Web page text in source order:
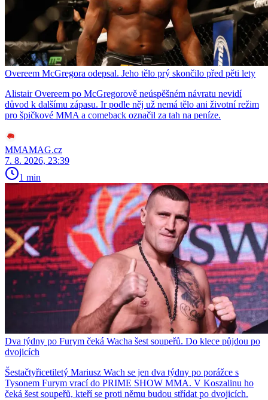
Overeem McGregora odepsal. Jeho tělo prý skončilo před pěti lety
Alistair Overeem po McGregorově neúspěšném návratu nevidí
důvod k dalšímu zápasu. Ir podle něj už nemá tělo ani životní režim
pro špičkové MMA a comeback označil za tah na peníze.
MMAMAG.cz
7. 8. 2026, 23:39
1 min
Dva týdny po Furym čeká Wacha šest soupeřů. Do klece půjdou po
dvojicích
Šestačtyřicetiletý Mariusz Wach se jen dva týdny po porážce s
Tysonem Furym vrací do PRIME SHOW MMA. V Koszalinu ho
čeká šest soupeřů, kteří se proti němu budou střídat po dvojicích.